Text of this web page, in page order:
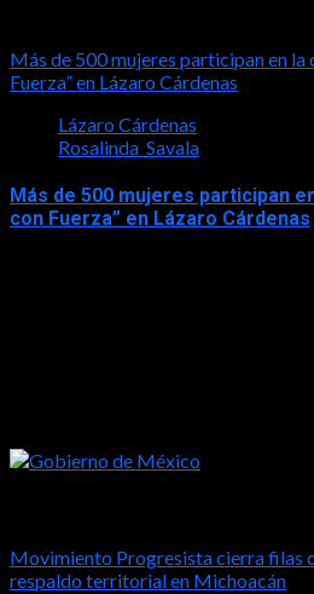
Más de 500 mujeres participan en la
Fuerza” en Lázaro Cárdenas
Lázaro Cárdenas
Rosalinda_Savala
Más de 500 mujeres participan
con Fuerza” en Lázaro Cárdenas
Movimiento Progresista cierra filas
respaldo territorial en Michoacán